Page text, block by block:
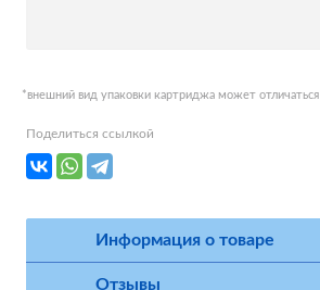
*внешний вид упаковки картриджа может отличаться
Поделиться ссылкой
Информация о товаре
Отзывы